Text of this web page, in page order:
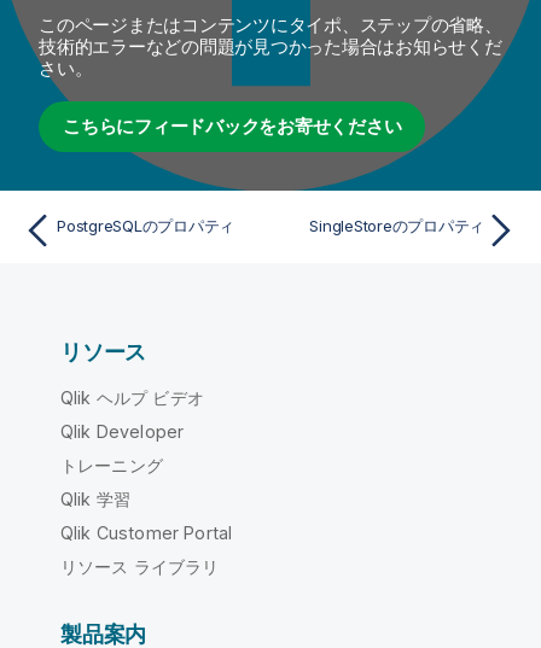
このページまたはコンテンツにタイポ、ステップの省略、
技術的エラーなどの問題が見つかった場合はお知らせくだ
さい。
こちらにフィードバックをお寄せください
PostgreSQLのプロパティ SingleStoreのプロパティ
リソース
Qlik ヘルプ ビデオ
Qlik Developer
トレーニング
Qlik 学習
Qlik Customer Portal
リソース ライブラリ
製品案内